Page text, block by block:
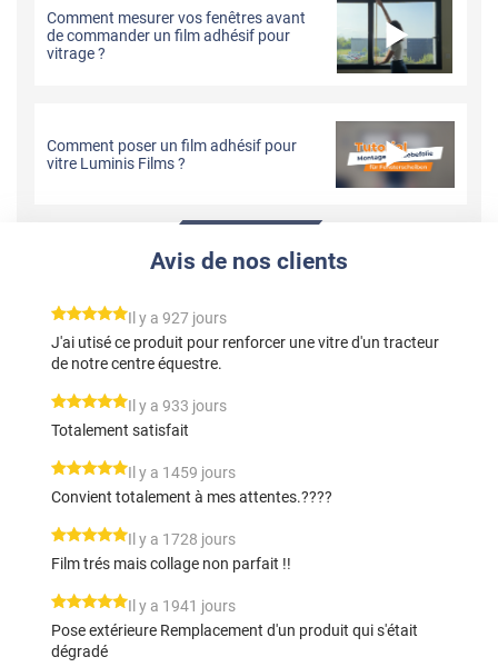
Comment mesurer vos fenêtres avant
de commander un film adhésif pour
vitrage ?
Comment poser un film adhésif pour
vitre Luminis Films ?
Avis de nos clients
*****
Il y a 927 jours
J'ai utisé ce produit pour renforcer une vitre d'un tracteur
de notre centre équestre.
*****
Il y a 933 jours
Totalement satisfait
*****
Il y a 1459 jours
Convient totalement à mes attentes.????
*****
Il y a 1728 jours
Film trés mais collage non parfait !!
*****
Il y a 1941 jours
Pose extérieure Remplacement d'un produit qui s'était
dégradé